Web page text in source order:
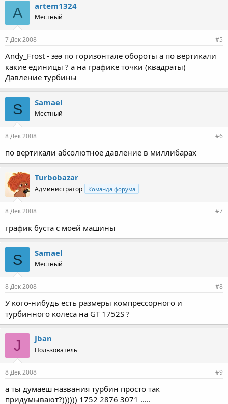
A artem1324
Местный
7 Дек 2008 #5
Andy_Frost - эээ по горизонтале обороты а по вертикали
какие единицы ? а на графике точки (квадраты)
Давление турбины
S Samael
Местный
8 Дек 2008 #6
по вертикали абсолютное давление в миллибарах
Turbobazar
Администратор Команда форума
8 Дек 2008 #7
график буста с моей машины
S Samael
Местный
8 Дек 2008 #8
У кого-нибудь есть размеры компрессорного и
турбинного колеса на GT 1752S ?
J Jban
Пользователь
8 Дек 2008 #9
а ты думаеш названия турбин просто так
придумывают?)))))) 1752 2876 3071 .....